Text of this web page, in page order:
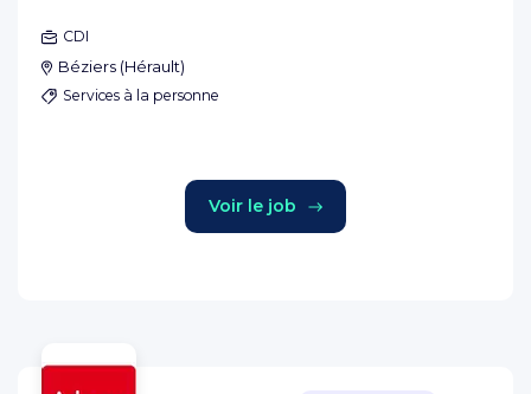
CDI
Béziers (Hérault)
Services à la personne
Voir le job